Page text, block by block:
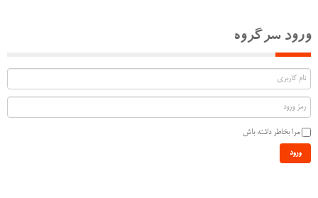
ورود سرگروه
مرا بخاطر داشته باش
ورود